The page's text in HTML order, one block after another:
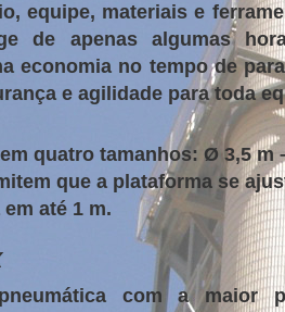
equipe, materiais e
de apenas algumas
economia no tempo de
e agilidade para toda
quatro tamanhos: Ø 3,5
que a plataforma se
até 1 m.
com a maior